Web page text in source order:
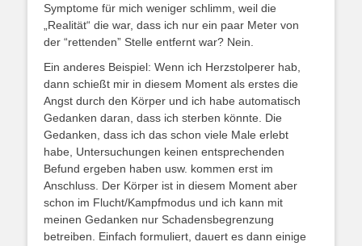
Symptome für mich weniger schlimm, weil die
„Realität“ die war, dass ich nur ein paar Meter von
der “rettenden” Stelle entfernt war? Nein.
Ein anderes Beispiel: Wenn ich Herzstolperer hab,
dann schießt mir in diesem Moment als erstes die
Angst durch den Körper und ich habe automatisch
Gedanken daran, dass ich sterben könnte. Die
Gedanken, dass ich das schon viele Male erlebt
habe, Untersuchungen keinen entsprechenden
Befund ergeben haben usw. kommen erst im
Anschluss. Der Körper ist in diesem Moment aber
schon im Flucht/Kampfmodus und ich kann mit
meinen Gedanken nur Schadensbegrenzung
betreiben. Einfach formuliert, dauert es dann einige